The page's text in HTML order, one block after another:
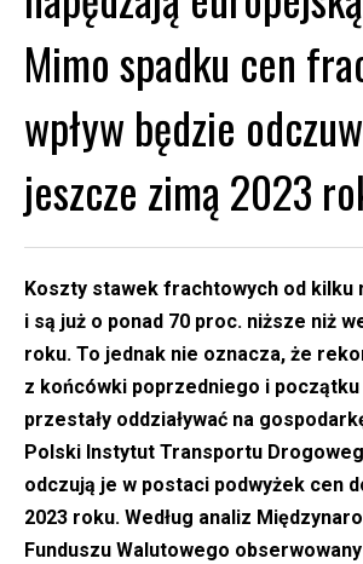
Mimo spadku cen
wpływ będzie
jeszcze zimą 2023
Koszty stawek frachtowych od kilku
i są już o ponad 70 proc. niższe niż
roku. To jednak nie oznacza, że
z końcówki poprzedniego i
przestały oddziaływać na
Polski Instytut Transportu
odczują je w postaci podwyżek cen
2023 roku. Według analiz
Funduszu Walutowego